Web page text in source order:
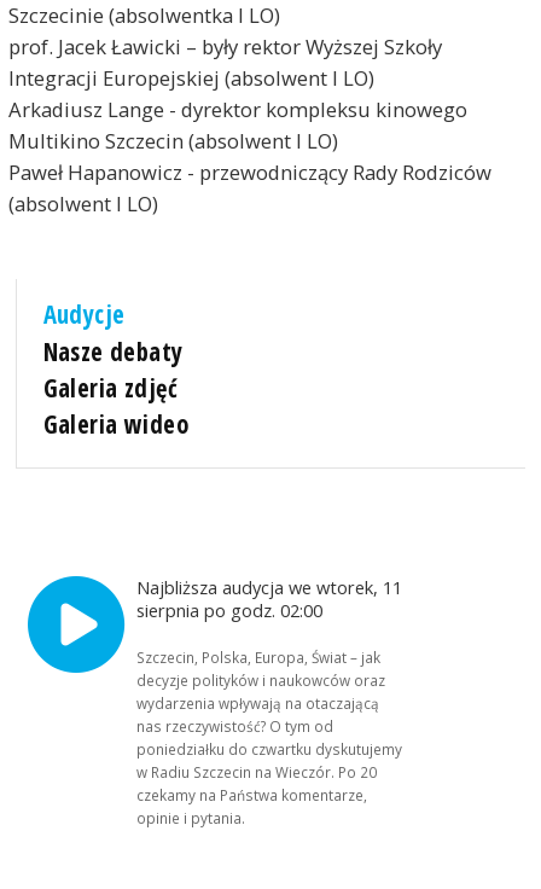
Szczecinie (absolwentka I LO)
prof. Jacek Ławicki – były rektor Wyższej Szkoły
Integracji Europejskiej (absolwent I LO)
Arkadiusz Lange - dyrektor kompleksu kinowego
Multikino Szczecin (absolwent I LO)
Paweł Hapanowicz - przewodniczący Rady Rodziców
(absolwent I LO)
Audycje
Nasze debaty
Galeria zdjęć
Galeria wideo
Najbliższa audycja we wtorek, 11
sierpnia po godz. 02:00
Szczecin, Polska, Europa, Świat – jak
decyzje polityków i naukowców oraz
wydarzenia wpływają na otaczającą
nas rzeczywistość? O tym od
poniedziałku do czwartku dyskutujemy
w Radiu Szczecin na Wieczór. Po 20
czekamy na Państwa komentarze,
opinie i pytania.